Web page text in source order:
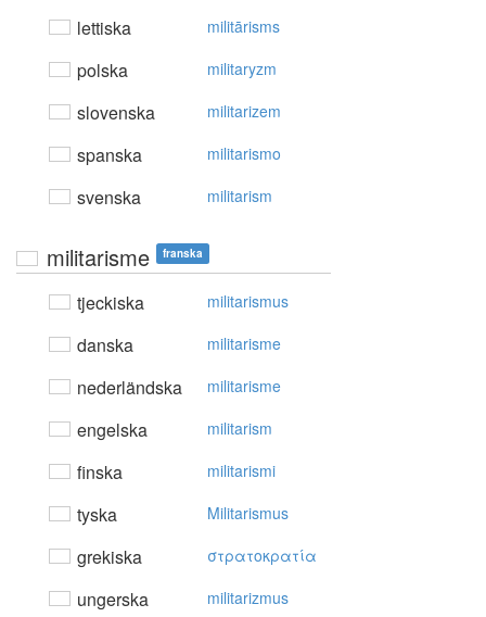
lettiska militārisms
polska militaryzm
slovenska militarizem
spanska militarismo
svenska militarism
militarisme franska
tjeckiska militarismus
danska militarisme
nederländska militarisme
engelska militarism
finska militarismi
tyska Militarismus
grekiska στρατoκρατία
ungerska militarizmus